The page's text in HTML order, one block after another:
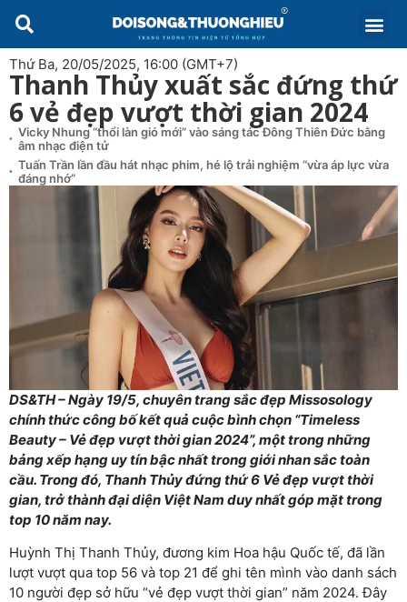
Thứ Ba, 20/05/2025, 16:00 (GMT+7)
Thanh Thủy xuất sắc đứng thứ
6 vẻ đẹp vượt thời gian 2024
Vicky Nhung “thổi làn gió mới” vào sáng tác Đông Thiên Đức bằng
âm nhạc điện tử
Tuấn Trần lần đầu hát nhạc phim, hé lộ trải nghiệm “vừa áp lực vừa
đáng nhớ”
DS&TH – Ngày 19/5, chuyên trang sắc đẹp Missosology
chính thức công bố kết quả cuộc bình chọn “Timeless
Beauty – Vẻ đẹp vượt thời gian 2024”, một trong những
bảng xếp hạng uy tín bậc nhất trong giới nhan sắc toàn
cầu. Trong đó, Thanh Thủy đứng thứ 6 Vẻ đẹp vượt thời
gian, trở thành đại diện Việt Nam duy nhất góp mặt trong
top 10 năm nay.
Huỳnh Thị Thanh Thủy, đương kim Hoa hậu Quốc tế, đã lần
lượt vượt qua top 56 và top 21 để ghi tên mình vào danh sách
10 người đẹp sở hữu “vẻ đẹp vượt thời gian” năm 2024. Đây